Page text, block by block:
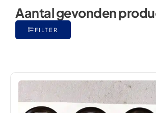
Aantal gevonden
FILTER